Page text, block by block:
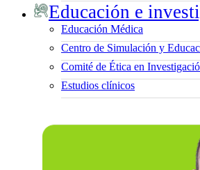
Educación e
Educación Médica
Centro de Simulación y
Comité de Ética en
Estudios clínicos